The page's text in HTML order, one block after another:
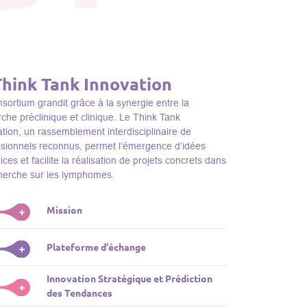
Tank Innovation
grandit grâce à la synergie entre la
préclinique et clinique. Le Think Tank
un rassemblement interdisciplinaire de
reconnus, permet l’émergence d’idées
et facilite la réalisation de projets concrets dans
sur les lymphomes.
+ Mission
Tank initie des projets, façonne des initiatives de
des porteurs et promeut l’unité parmi les
du consortium, jouant ainsi un rôle essentiel
promotion de la recherche sur les lymphomes.
+ Plateforme d'échange
Tank sert de plateforme dynamique pour
des plateformes technologiques et des
+
Innovation Stratégique et Prédiction
des Tendances